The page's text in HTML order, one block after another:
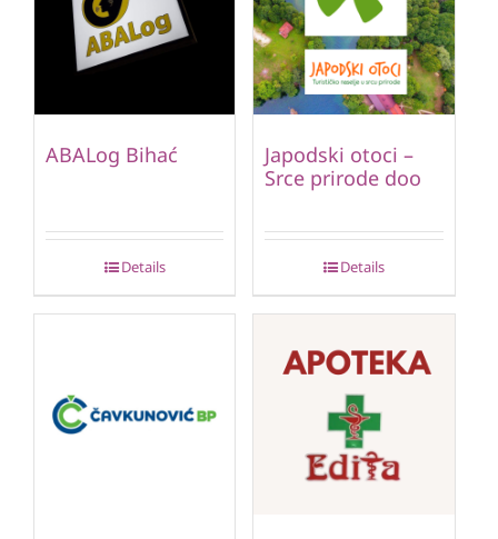
ABALog Bihać
Details
Japodski otoci –
Srce prirode doo
Details